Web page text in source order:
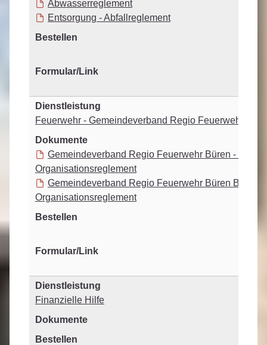
Abwasserreglement
Entsorgung - Abfallreglement
Feuerwehr - Gemeindeverband Regio Feuerwehr
Gemeindeverband Regio Feuerwehr Büren -
Organisationsreglement
Gemeindeverband Regio Feuerwehr Büren
Organisationsreglement
Finanzielle Hilfe